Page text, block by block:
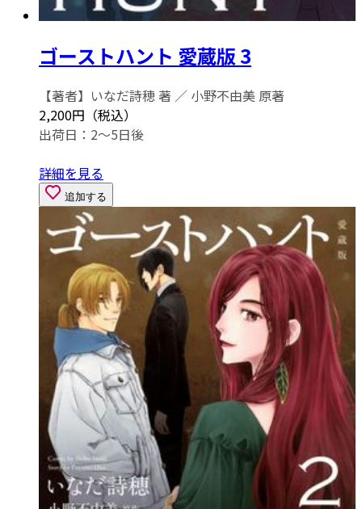
ゴーストハント 愛蔵版 3
【著者】いなだ詩穂 著 ／ 小野不由美 原著
2,200円（税込）
出荷日：2～5日後
詳細を見る
追加する